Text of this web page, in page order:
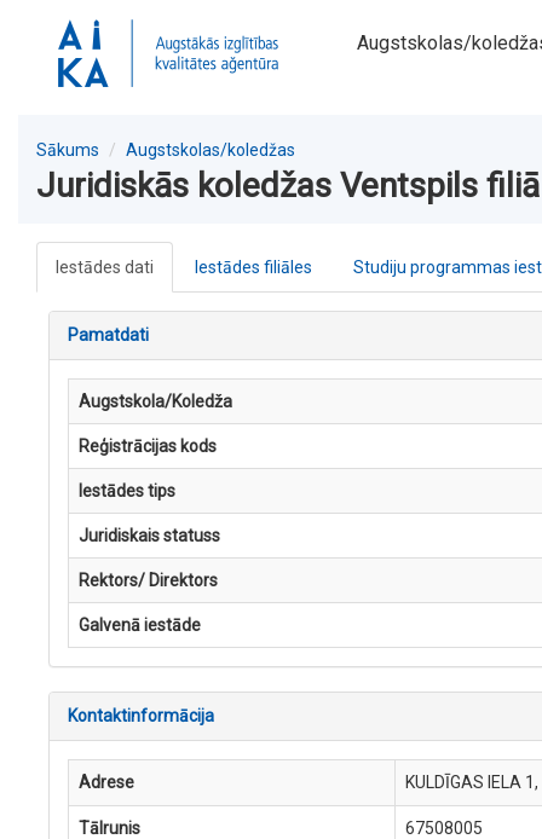
Augstskolas/
Sākums Augstskolas/koledžas
Juridiskās koledžas Ventspils
Iestādes dati Iestādes filiāles Studiju programmas
Pamatdati
Augstskola/Koledža
Reģistrācijas kods
Iestādes tips
Juridiskais statuss
Rektors/ Direktors
Galvenā iestāde
Kontaktinformācija
Adrese KULDĪGAS IELA
Tālrunis 67508005